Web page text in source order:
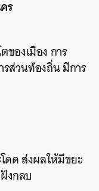
ร
องเมือง การ
ส่วนท้องถิ่น มีการ
ดด ส่งผลให้มีขยะ
งกลบ